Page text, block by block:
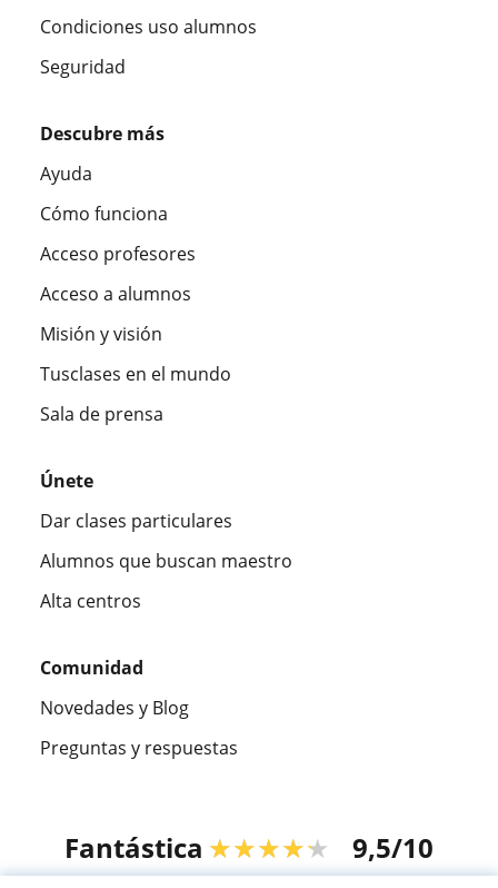
Condiciones uso alumnos
Seguridad
Descubre más
Ayuda
Cómo funciona
Acceso profesores
Acceso a alumnos
Misión y visión
Tusclases en el mundo
Sala de prensa
Únete
Dar clases particulares
Alumnos que buscan maestro
Alta centros
Comunidad
Novedades y Blog
Preguntas y respuestas
Fantástica ★★★★★ 9,5/10